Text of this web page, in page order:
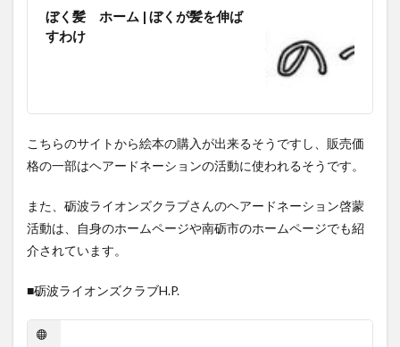
ぼく髪 ホーム | ぼくが髪を伸ば
すわけ
こちらのサイトから絵本の購入が出来るそうですし、販売価
格の一部はヘアードネーションの活動に使われるそうです。
また、砺波ライオンズクラブさんのヘアードネーション啓蒙
活動は、自身のホームページや南砺市のホームページでも紹
介されています。
■砺波ライオンズクラブH.P.